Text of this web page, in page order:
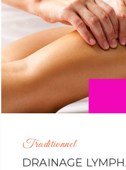
DRAINAGE
Traditionnel